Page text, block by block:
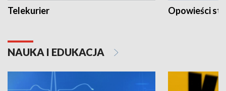
Telekurier Opowieści
NAUKA I EDUKACJA